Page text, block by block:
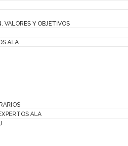
VALORES Y OBJETIVOS
ALA
ALA